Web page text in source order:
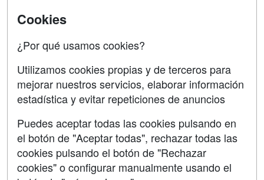
Acceso Centros
Contactar
Confidencialidad
Aviso legal
Copyleft
Cookies
¿Por qué usamos cookies?
Utilizamos cookies propias y de terceros para
mejorar nuestros servicios, elaborar información
estadística y evitar repeticiones de anuncios
Puedes aceptar todas las cookies pulsando en
el botón de "Aceptar todas", rechazar todas las
cookies pulsando el botón de "Rechazar
cookies" o configurar manualmente usando el